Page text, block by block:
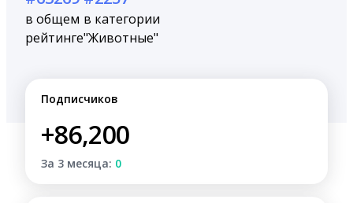
в общем
рейтинге
в категории
"Животные"
Подписчиков
+86,200
За 3 месяца: 0